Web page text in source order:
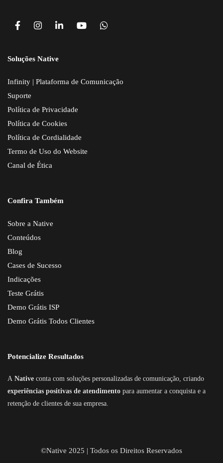
Soluções Native
Infinity | Plataforma de Comunicação
Suporte
Política de Privacidade
Política de Cookies
Política de Cordialidade
Termo de Uso do Website
Canal de Ética
Confira Também
Sobre a Native
Conteúdos
Blog
Cases de Sucesso
Indicações
Teste Grátis
Demo Grátis ISP
Demo Grátis Todos Clientes
Potencialize Resultados
A Native conta com soluções personalizadas de comunicação, criando
experiências positivas de atendimento para aumentar a conquista e a
retenção de clientes de sua empresa.
©Native 2025 | Todos os Direitos Reservados